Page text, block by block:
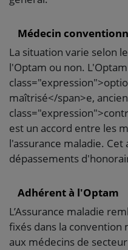
Médecin
La situation varie selon
l'Optam ou non.
maîtrisé</span>e,
est un accord entre les
l'assurance maladie.
dépassements
Adhérent à l'Optam
L’Assurance maladie
fixés dans la convention
aux médecins de